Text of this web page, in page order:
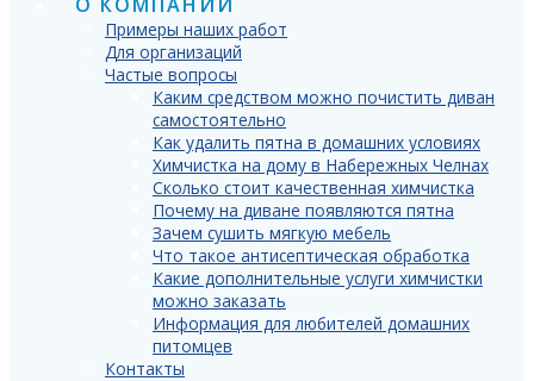
Примеры наших работ
Для организаций
Частые вопросы
Каким средством можно почистить диван
самостоятельно
Как удалить пятна в домашних условиях
Химчистка на дому в Набережных Челнах
Сколько стоит качественная химчистка
Почему на диване появляются пятна
Зачем сушить мягкую мебель
Что такое антисептическая обработка
Какие дополнительные услуги химчистки
можно заказать
Информация для любителей домашних
питомцев
Контакты